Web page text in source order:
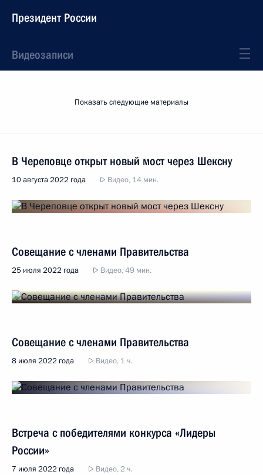
Президент России
Видеозаписи
Показать следующие материалы
В Череповце открыт новый мост через Шексну
10 августа 2022 года Видео, 14 мин.
Совещание с членами Правительства
25 июля 2022 года Видео, 49 мин.
Совещание с членами Правительства
8 июля 2022 года Видео, 1 ч.
Встреча с победителями конкурса «Лидеры
России»
7 июля 2022 года Видео, 2 ч.